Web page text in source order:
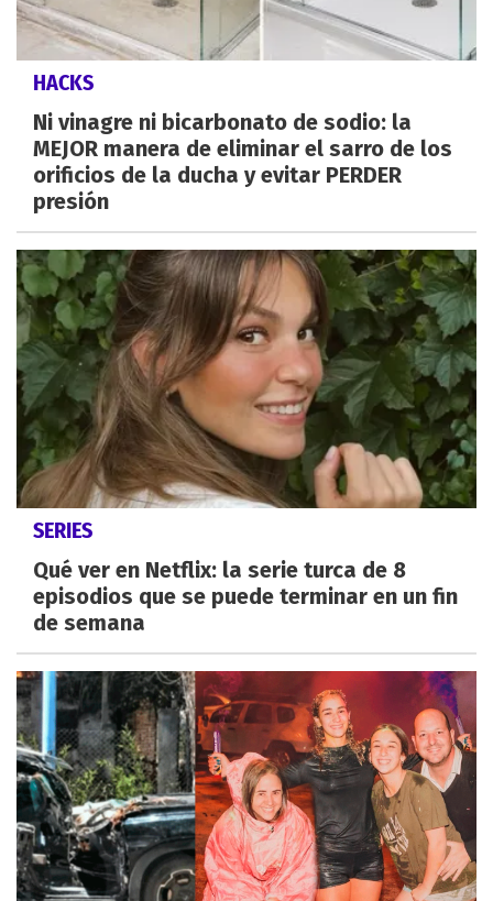
HACKS
Ni vinagre ni bicarbonato de sodio: la
MEJOR manera de eliminar el sarro de los
orificios de la ducha y evitar PERDER
presión
SERIES
Qué ver en Netflix: la serie turca de 8
episodios que se puede terminar en un fin
de semana